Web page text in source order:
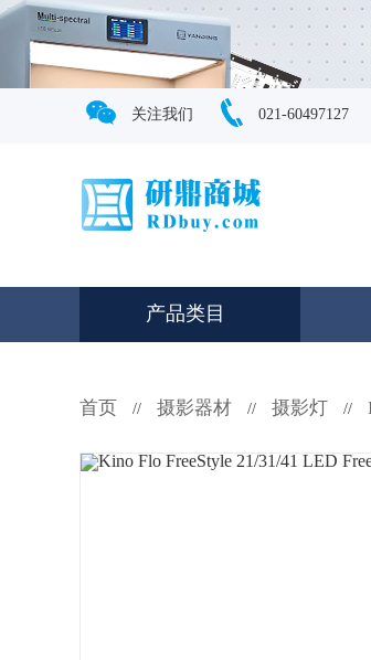
关注我们 021-60497127
产品类目
首页 // 摄影器材 // 摄影灯 //